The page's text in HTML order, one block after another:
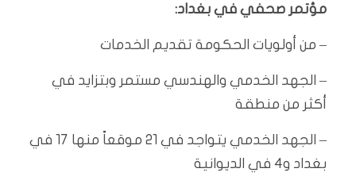
مؤتمر صحفي في بغداد:
– من أولويات الحكومة تقديم الخدمات
– الجهد الخدمي والهندسي مستمر وبتزايد في
أكثر من منطقة
– الجهد الخدمي يتواجد في 21 موقعاً منها 17 في
بغداد و4 في الديوانية